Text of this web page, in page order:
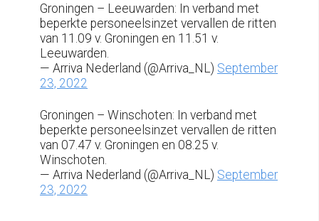
Groningen – Leeuwarden: In verband met
beperkte personeelsinzet vervallen de ritten
van 11.09 v. Groningen en 11.51 v.
Leeuwarden.
— Arriva Nederland (@Arriva_NL) September
23, 2022
Groningen – Winschoten: In verband met
beperkte personeelsinzet vervallen de ritten
van 07.47 v. Groningen en 08.25 v.
Winschoten.
— Arriva Nederland (@Arriva_NL) September
23, 2022